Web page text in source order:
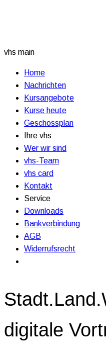
vhs main
Home
Nachrichten
Kursangebote
Kurse heute
Geschossplan
Ihre vhs
Wer wir sind
vhs-Team
vhs card
Kontakt
Service
Downloads
Bankverbindung
AGB
Widerrufsrecht
digitale